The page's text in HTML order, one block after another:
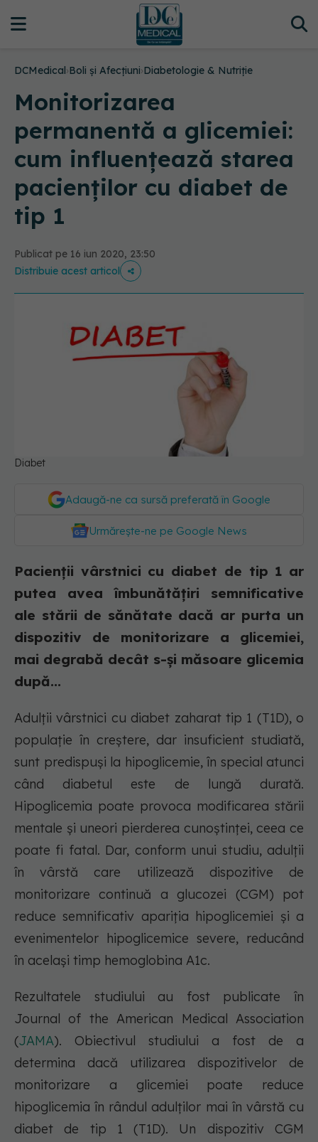
DCMedical›Boli și Afecțiuni›Diabetologie & Nutriție
Monitorizarea
permanentă a glicemiei:
cum influențează starea
pacienților cu diabet de
tip 1
Publicat pe 16 iun 2020, 23:50
Distribuie acest articol
Diabet
Adaugă-ne ca sursă preferată în Google
Urmărește-ne pe Google News
Pacienții vârstnici cu diabet de tip 1 ar
putea avea îmbunătățiri semnificative
ale stării de sănătate dacă ar purta un
dispozitiv de monitorizare a glicemiei,
mai degrabă decât s-și măsoare glicemia
după...
Adulții vârstnici cu diabet zaharat tip 1 (T1D), o
populație în creștere, dar insuficient studiată,
sunt predispuși la hipoglicemie, în special atunci
când diabetul este de lungă durată.
Hipoglicemia poate provoca modificarea stării
mentale și uneori pierderea cunoștinței, ceea ce
poate fi fatal. Dar, conform unui studiu, adulții
în vârstă care utilizează dispozitive de
monitorizare continuă a glucozei (CGM) pot
reduce semnificativ apariția hipoglicemiei și a
evenimentelor hipoglicemice severe, reducând
în același timp hemoglobina A1c.
Rezultatele studiului au fost publicate în
Journal of the American Medical Association
(JAMA). Obiectivul studiului a fost de a
determina dacă utilizarea dispozitivelor de
monitorizare a glicemiei poate reduce
hipoglicemia în rândul adulților mai în vârstă cu
diabet de tip 1 (T1D). Un dispozitiv CGM